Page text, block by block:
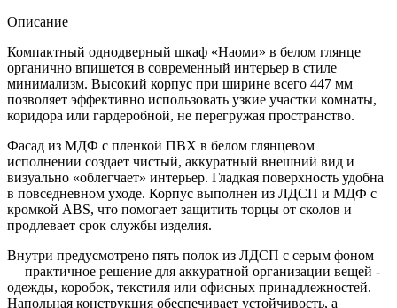
Описание
Компактный однодверный шкаф «Наоми» в белом глянце
органично впишется в современный интерьер в стиле
минимализм. Высокий корпус при ширине всего 447 мм
позволяет эффективно использовать узкие участки комнаты,
коридора или гардеробной, не перегружая пространство.
Фасад из МДФ с пленкой ПВХ в белом глянцевом
исполнении создает чистый, аккуратный внешний вид и
визуально «облегчает» интерьер. Гладкая поверхность удобна
в повседневном уходе. Корпус выполнен из ЛДСП и МДФ с
кромкой ABS, что помогает защитить торцы от сколов и
продлевает срок службы изделия.
Внутри предусмотрено пять полок из ЛДСП с серым фоном
— практичное решение для аккуратной организации вещей -
одежды, коробок, текстиля или офисных принадлежностей.
Напольная конструкция обеспечивает устойчивость, а